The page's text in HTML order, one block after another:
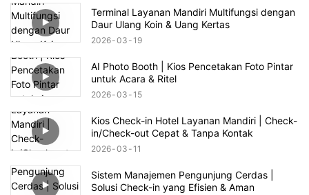
Terminal Layanan Mandiri Multifungsi dengan
Daur Ulang Koin & Uang Kertas
2026 03 19
AI Photo Booth | Kios Pencetakan Foto Pintar
untuk Acara & Ritel
2026 03 15
Kios Check-in Hotel Layanan Mandiri | Check-
in/Check-out Cepat & Tanpa Kontak
2026 03 11
Sistem Manajemen Pengunjung Cerdas |
Solusi Check-in yang Efisien & Aman